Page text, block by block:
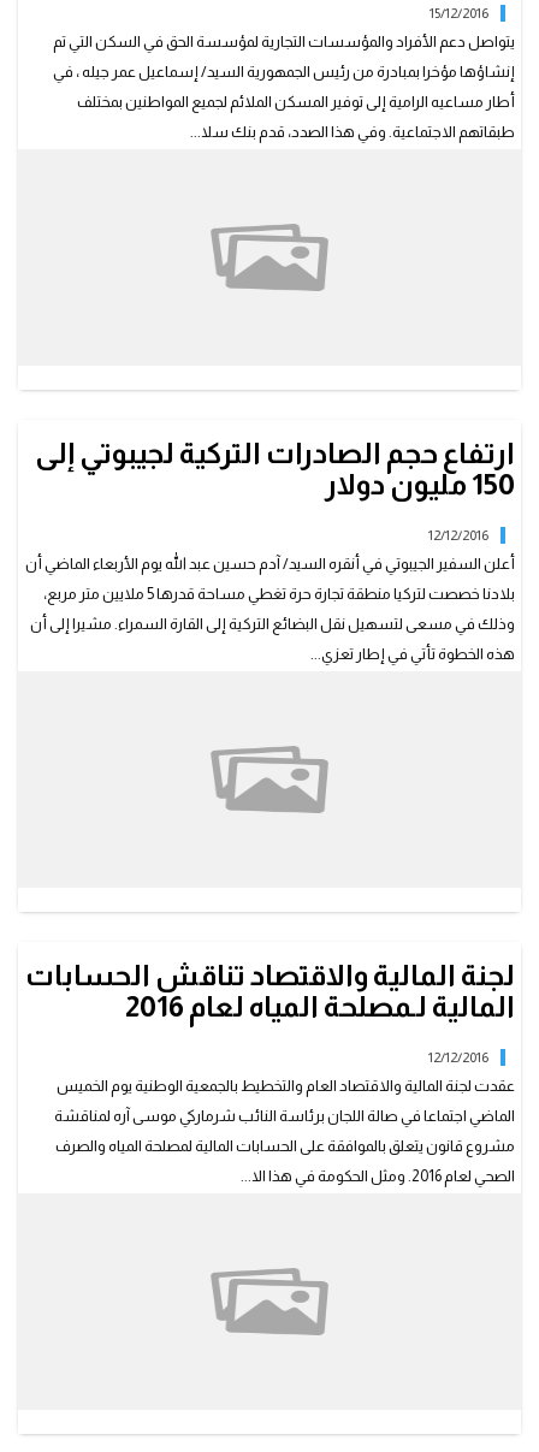
15/12/2016
يتواصل دعم الأفراد والمؤسسات التجارية لمؤسسة الحق في السكن التي تم
إنشاؤها مؤخرا بمبادرة من رئيس الجمهورية السيد/ إسماعيل عمر جيله ، في
أطار مساعيه الرامية إلى توفير المسكن الملائم لجميع المواطنين بمختلف
طبقاتهم الاجتماعية. وفي هذا الصدد، قدم بنك سلا...
ارتفاع حجم الصادرات التركية لجيبوتي إلى
150 مليون دولار
12/12/2016
أعلن السفير الجيبوتي في أنقره السيد/ آدم حسين عبد الله يوم الأربعاء الماضي أن
بلادنا خصصت لتركيا منطقة تجارة حرة تغطي مساحة قدرها 5 ملايين متر مربع،
وذلك في مسعى لتسهيل نقل البضائع التركية إلى القارة السمراء. مشيرا إلى أن
هذه الخطوة تأتي في إطار تعزي...
لجنة المالية والاقتصاد تناقش الحسابات
المالية لـمصلحة المياه لعام 2016
12/12/2016
عقدت لجنة المالية والاقتصاد العام والتخطيط بالجمعية الوطنية يوم الخميس
الماضي اجتماعا في صالة اللجان برئاسة النائب شرماركي موسى آره لمناقشة
مشروع قانون يتعلق بالموافقة على الحسابات المالية لمصلحة المياه والصرف
الصحي لعام 2016. ومثل الحكومة في هذا الا...